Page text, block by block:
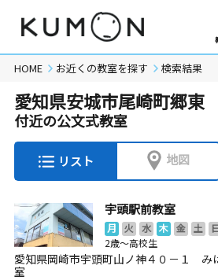
HOME お近くの教室を探す 検索結果
愛知県安城市尾崎町郷東
付近の公文式教室
リスト 地図
宇頭駅前教室
月 火 水 木 金 土
2歳～高校生
愛知県岡崎市宇頭町山ノ神４０－１
室